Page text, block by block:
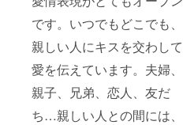
です。いつでもどこでも、
親しい人にキスを交わして
愛を伝えています。夫婦、
親子、兄弟、恋人、友だ
ち…親しい人との間には、